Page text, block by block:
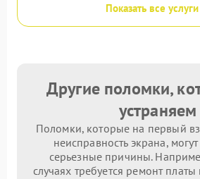
Показать все услуги
Другие поломки,
устраняем
Поломки, которые на первый
неисправность экрана,
серьезные причины.
случаях требуется ремонт